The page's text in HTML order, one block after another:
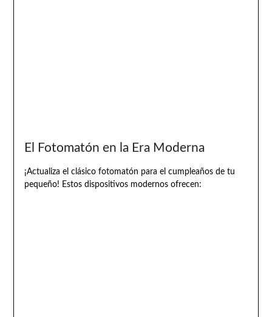
El Fotomatón en la Era Moderna
¡Actualiza el clásico fotomatón para el cumpleaños de tu
pequeño! Estos dispositivos modernos ofrecen: